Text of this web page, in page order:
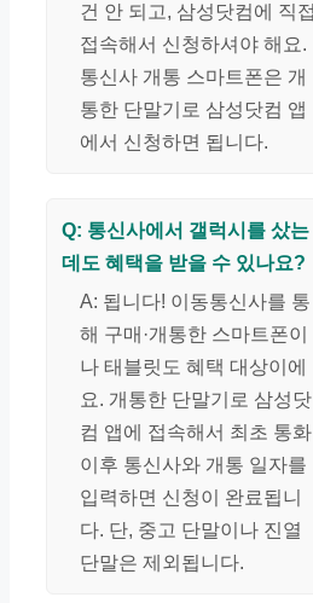
건 안 되고, 삼성닷컴에 직접
접속해서 신청하셔야 해요.
통신사 개통 스마트폰은 개
통한 단말기로 삼성닷컴 앱
에서 신청하면 됩니다.
Q: 통신사에서 갤럭시를 샀는
데도 혜택을 받을 수 있나요?
A: 됩니다! 이동통신사를 통
해 구매·개통한 스마트폰이
나 태블릿도 혜택 대상이에
요. 개통한 단말기로 삼성닷
컴 앱에 접속해서 최초 통화
이후 통신사와 개통 일자를
입력하면 신청이 완료됩니
다. 단, 중고 단말이나 진열
단말은 제외됩니다.